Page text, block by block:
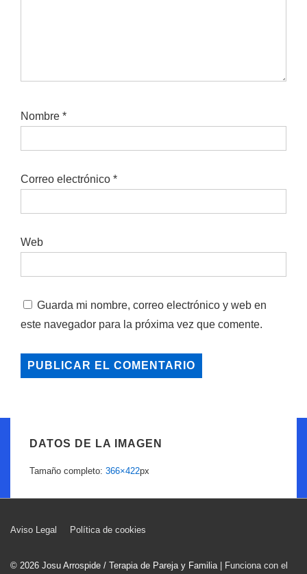
Nombre *
Correo electrónico *
Web
Guarda mi nombre, correo electrónico y web en
este navegador para la próxima vez que comente.
DATOS DE LA IMAGEN
Tamaño completo: 366×422px
Menú
Aviso Legal Política de cookies
© 2026 Josu Arrospide / Terapia de Pareja y Familia | Funciona con el